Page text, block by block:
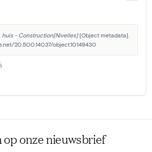
huis - Construction[Nivelles] [Object metadata].
20.500.14037/object.10149430
op onze nieuwsbrief